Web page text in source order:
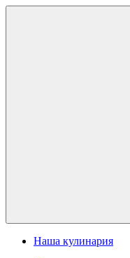
Наша кулинария